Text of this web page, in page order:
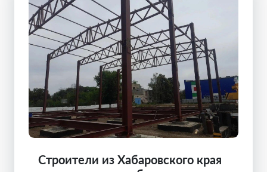
Строители из Хабаровского края